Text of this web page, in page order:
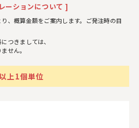
ーションについて ]
、概算金額をご案内します。ご発注時の目
つきましては、
せん。
上1個単位